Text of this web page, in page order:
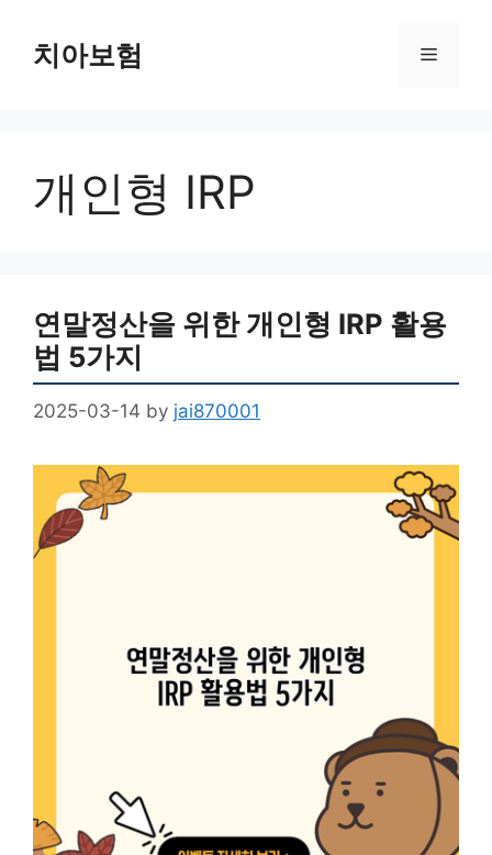
content치아보험 Menu
개인형 IRP
연말정산을 위한 개인형 IRP 활용
법 5가지
2025-03-14 by jai870001